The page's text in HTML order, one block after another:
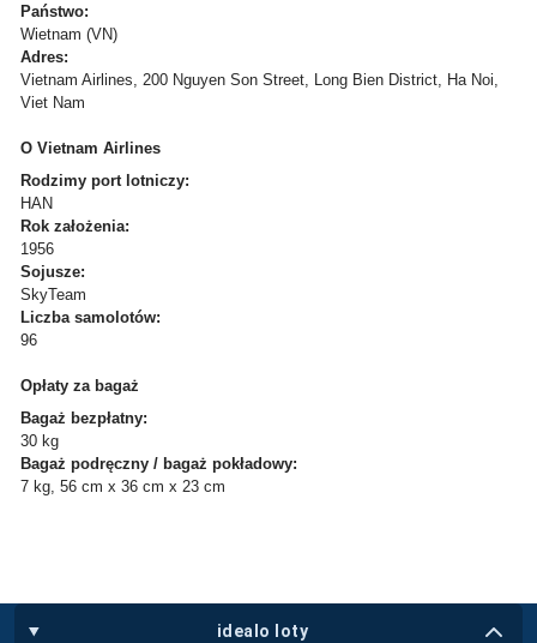
Państwo:
Wietnam (VN)
Adres:
Vietnam Airlines, 200 Nguyen Son Street, Long Bien District, Ha Noi,
Viet Nam
O Vietnam Airlines
Rodzimy port lotniczy:
HAN
Rok założenia:
1956
Sojusze:
SkyTeam
Liczba samolotów:
96
Opłaty za bagaż
Bagaż bezpłatny:
30 kg
Bagaż podręczny / bagaż pokładowy:
7 kg, 56 cm x 36 cm x 23 cm
idealo loty